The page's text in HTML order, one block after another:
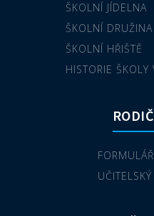
ŠKOLNÍ JÍDELNA
ŠKOLNÍ DRUŽINA
ŠKOLNÍ HŘIŠTĚ
HISTORIE